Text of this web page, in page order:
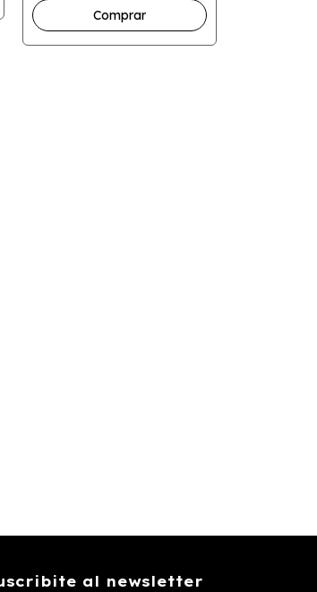
al newsletter